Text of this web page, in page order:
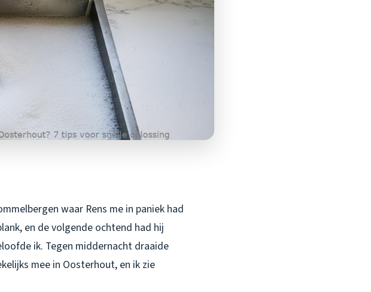
waar Rens me in paniek had
en de volgende ochtend had hij
ik. Tegen middernacht draaide
mee in Oosterhout, en ik zie